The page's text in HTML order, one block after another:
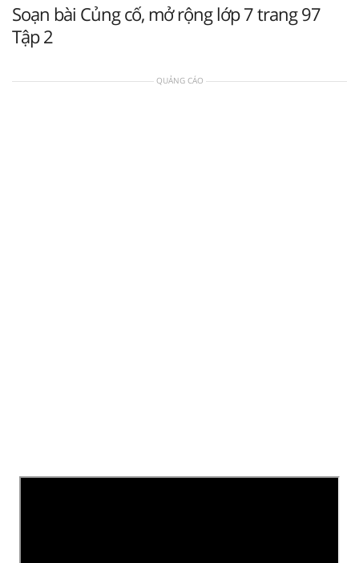
Soạn bài Củng cố, mở rộng lớp 7 trang 97
Tập 2
QUẢNG CÁO